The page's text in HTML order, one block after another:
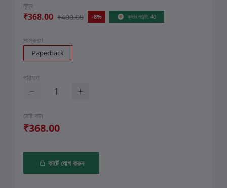
মূল্য
₹368.00 ₹400.00 -8% ক্লাব পয়েন্ট: 40
সংস্করণ
Paperback
পরিমাণ
মোট দাম
₹368.00
কার্টে যোগ করুন